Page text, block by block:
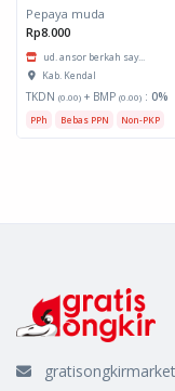
Pepaya muda
Rp8.000
ud. ansor berkah say...
Kab. Kendal
TKDN (0.00) + BMP (0.00) : 0%
PPh Bebas PPN Non-PKP